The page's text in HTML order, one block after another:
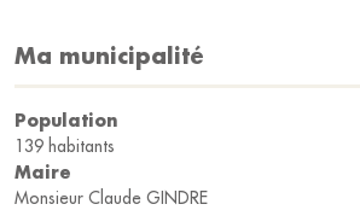
Ma municipalité
Population
139 habitants
Maire
Monsieur Claude GINDRE